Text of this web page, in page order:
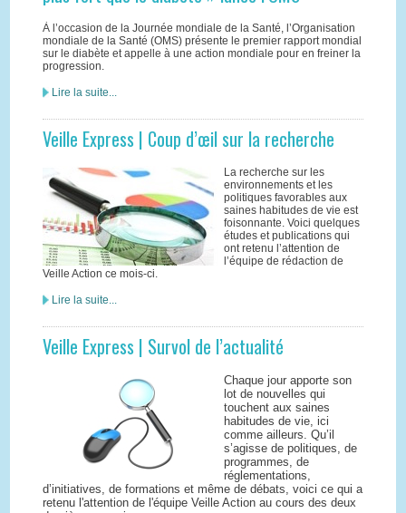
À l’occasion de la Journée mondiale de la Santé, l’Organisation
mondiale de la Santé (OMS) présente le premier rapport mondial
sur le diabète et appelle à une action mondiale pour en freiner la
progression.
Lire la suite...
Veille Express | Coup d’œil sur la recherche
La recherche sur les
environnements et les
politiques favorables aux
saines habitudes de vie est
foisonnante. Voici quelques
études et publications qui
ont retenu l’attention de
l’équipe de rédaction de
Veille Action ce mois-ci.
Lire la suite...
Veille Express | Survol de l’actualité
Chaque jour apporte son
lot de nouvelles qui
touchent aux saines
habitudes de vie, ici
comme ailleurs. Qu’il
s’agisse de politiques, de
programmes, de
réglementations,
d’initiatives, de formations et même de débats, voici ce qui a
retenu l'attention de l'équipe Veille Action au cours des deux